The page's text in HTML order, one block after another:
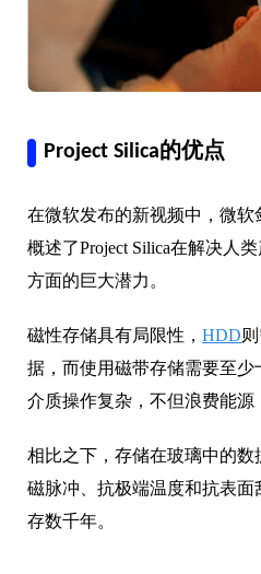
Project Silica的优点
在微软发布的新视频中，微
概述了Project Silica在解决人
方面的巨大潜力。
磁性存储具有局限性， HDD
据，而使用磁带存储需要至
介质操作复杂，不但浪费能源
相比之下，存储在玻璃中的
磁脉冲、抗极端温度和抗表
存数千年。